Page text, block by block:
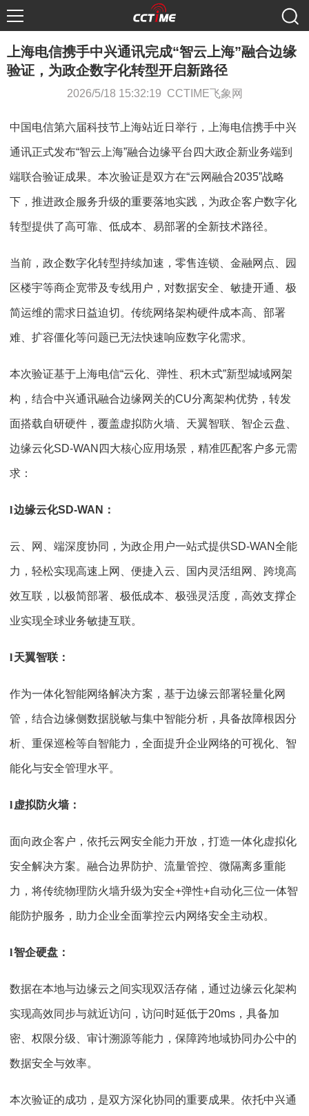
上海电信携手中兴通讯完成“智云上海”融合边缘
验证，为政企数字化转型开启新路径
2026/5/18 15:32:19 CCTIME飞象网
中国电信第六届科技节上海站近日举行，上海电信携手中兴
通讯正式发布“智云上海”融合边缘平台四大政企新业务端到
端联合验证成果。本次验证是双方在“云网融合2035”战略
下，推进政企服务升级的重要落地实践，为政企客户数字化
转型提供了高可靠、低成本、易部署的全新技术路径。
当前，政企数字化转型持续加速，零售连锁、金融网点、园
区楼宇等商企宽带及专线用户，对数据安全、敏捷开通、极
简运维的需求日益迫切。传统网络架构硬件成本高、部署
难、扩容僵化等问题已无法快速响应数字化需求。
本次验证基于上海电信“云化、弹性、积木式”新型城域网架
构，结合中兴通讯融合边缘网关的CU分离架构优势，转发
面搭载自研硬件，覆盖虚拟防火墙、天翼智联、智企云盘、
边缘云化SD-WAN四大核心应用场景，精准匹配客户多元需
求：
l边缘云化SD-WAN：
云、网、端深度协同，为政企用户一站式提供SD-WAN全能
力，轻松实现高速上网、便捷入云、国内灵活组网、跨境高
效互联，以极简部署、极低成本、极强灵活度，高效支撑企
业实现全球业务敏捷互联。
l天翼智联：
作为一体化智能网络解决方案，基于边缘云部署轻量化网
管，结合边缘侧数据脱敏与集中智能分析，具备故障根因分
析、重保巡检等自智能力，全面提升企业网络的可视化、智
能化与安全管理水平。
l虚拟防火墙：
面向政企客户，依托云网安全能力开放，打造一体化虚拟化
安全解决方案。融合边界防护、流量管控、微隔离多重能
力，将传统物理防火墙升级为安全+弹性+自动化三位一体智
能防护服务，助力企业全面掌控云内网络安全主动权。
l智企硬盘：
数据在本地与边缘云之间实现双活存储，通过边缘云化架构
实现高效同步与就近访问，访问时延低于20ms，具备加
密、权限分级、审计溯源等能力，保障跨地域协同办公中的
数据安全与效率。
本次验证的成功，是双方深化协同的重要成果。依托中兴通